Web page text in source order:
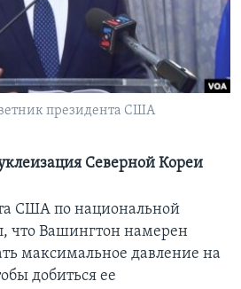
президента США
Северной Кореи
США по национальной
что Вашингтон намерен
максимальное давление на
добиться ее